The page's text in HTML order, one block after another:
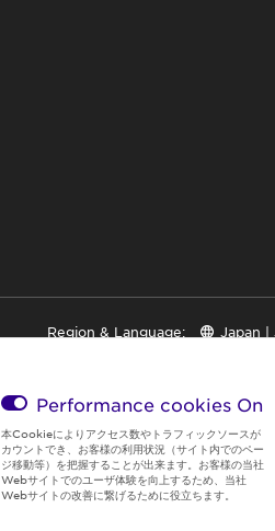
Region & Language:
Japan |
Performance cookies On
本Cookieによりアクセス数やトラフィックソースが
カウントでき、お客様の利用状況（サイト内でのペー
ジ移動等）を把握することが出来ます。お客様の当社
Webサイトでのユーザ体験を向上するため、当社
Webサイトの改善に繋げるために役立ちます。